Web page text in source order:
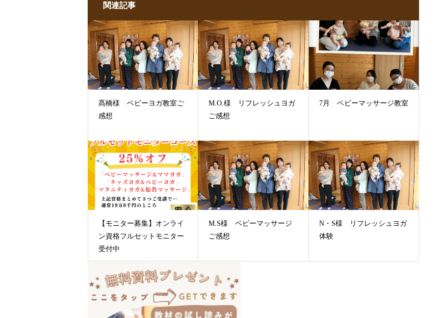
関連記事
髙橋様 ベビーヨガ教室ご
感想
M.O.様 リフレッシュヨガ
ご感想
7月 ベビーマッサージ教室
【モニター募集】オンライ
ン資格フルセットモニター
受付中
M.S様 ベビーマッサージ
ご感想
N・S様 リフレッシュヨガ
体験